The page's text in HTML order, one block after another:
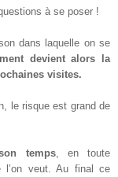
à se poser !
dans laquelle on se
devient alors la
visites.
le risque est grand de
temps, en toute
l’on veut. Au final ce